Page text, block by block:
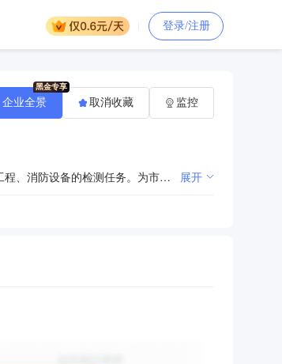
登录/注册
承担建设工程质量安全的监测检测任务，以及建筑材料、工程构（配）件、设备及室内环境质量的检测任务。承担燃气工程、消防设备的检测任务。为市区房产交易提供配套技术服务，承担工程测量和不动产测绘任务。为本行政区域内工程质量安全的仲裁检测和司法鉴定提供检测服务。承担建设行政主管部门指定的监督抽检等检测、监测、测绘任务。为重大工程质量安全事故的调查处理提供技术服务。 展开
企业全景 取消收藏 监控